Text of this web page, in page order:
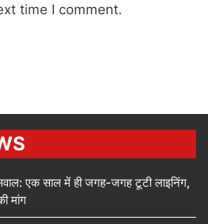
time I comment.
एक साल में ही जगह-जगह टूटी लाइनिंग,
मांग